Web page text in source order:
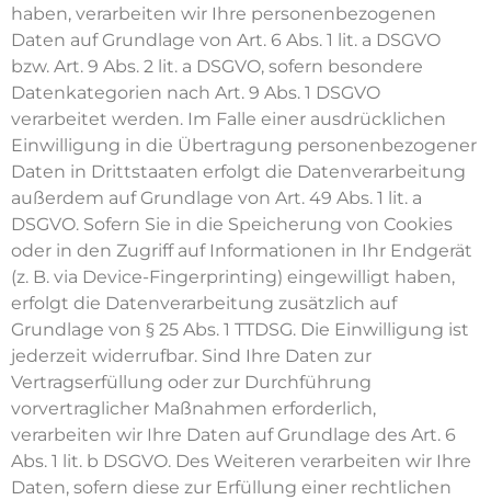
haben, verarbeiten wir Ihre personenbezogenen
Daten auf Grundlage von Art. 6 Abs. 1 lit. a DSGVO
bzw. Art. 9 Abs. 2 lit. a DSGVO, sofern besondere
Datenkategorien nach Art. 9 Abs. 1 DSGVO
verarbeitet werden. Im Falle einer ausdrücklichen
Einwilligung in die Übertragung personenbezogener
Daten in Drittstaaten erfolgt die Datenverarbeitung
außerdem auf Grundlage von Art. 49 Abs. 1 lit. a
DSGVO. Sofern Sie in die Speicherung von Cookies
oder in den Zugriff auf Informationen in Ihr Endgerät
(z. B. via Device-Fingerprinting) eingewilligt haben,
erfolgt die Datenverarbeitung zusätzlich auf
Grundlage von § 25 Abs. 1 TTDSG. Die Einwilligung ist
jederzeit widerrufbar. Sind Ihre Daten zur
Vertragserfüllung oder zur Durchführung
vorvertraglicher Maßnahmen erforderlich,
verarbeiten wir Ihre Daten auf Grundlage des Art. 6
Abs. 1 lit. b DSGVO. Des Weiteren verarbeiten wir Ihre
Daten, sofern diese zur Erfüllung einer rechtlichen